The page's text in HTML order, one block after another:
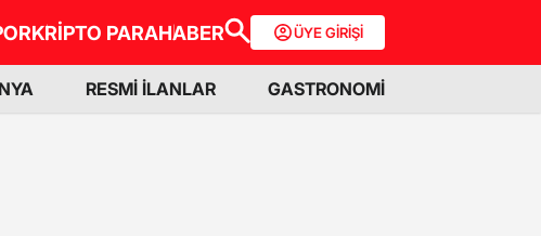
KRİPTO PARAHABER ÜYE GİRİŞİ
RESMİ İLANLAR GASTRONOMİ